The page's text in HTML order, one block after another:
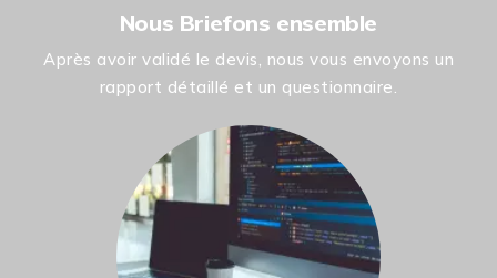
Nous Briefons ensemble
Après avoir validé le devis, nous vous envoyons un
rapport détaillé et un questionnaire.